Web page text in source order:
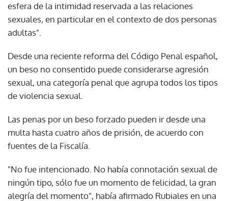
esfera de la intimidad reservada a las relaciones
sexuales, en particular en el contexto de dos personas
adultas".
Desde una reciente reforma del Código Penal español,
un beso no consentido puede considerarse agresión
sexual, una categoría penal que agrupa todos los tipos
de violencia sexual.
Las penas por un beso forzado pueden ir desde una
multa hasta cuatro años de prisión, de acuerdo con
fuentes de la Fiscalía.
"No fue intencionado. No había connotación sexual de
ningún tipo, sólo fue un momento de felicidad, la gran
alegría del momento", había afirmado Rubiales en una